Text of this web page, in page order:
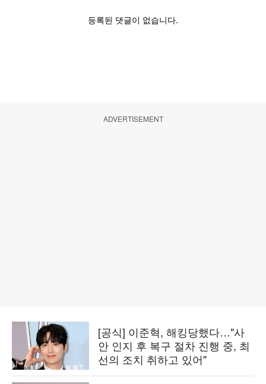
ADVERTISEMENT
[공식] 이준혁, 해킹당했다…"사
안 인지 후 복구 절차 진행 중, 최
선의 조치 취하고 있어"